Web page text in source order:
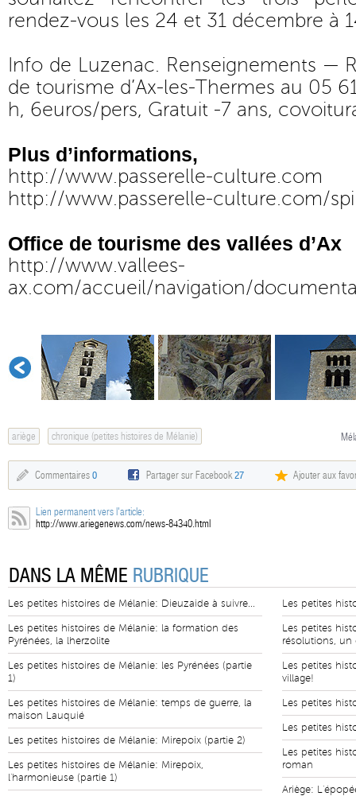
rendez-vous les 24 et 31 décembre à
Info de Luzenac. Renseignements —
de tourisme d’Ax-les-Thermes au 05
h, 6euros/pers, Gratuit -7 ans,
Plus d’informations,
http://www.passerelle-culture.com
http://www.passerelle-culture.com/
Office de tourisme des vallées d’Ax
http://www.vallees-
ax.com/accueil/navigation/
ariège chronique (petites histoires de Mélanie)
Commentaires 0 Partager sur Facebook27 Ajouter aux
Lien permanent vers l'article:
http://www.ariegenews.com/news-84340.html
DANS LA MÊME RUBRIQUE
Les petites histoires de Mélanie: Dieuzaide à suivre...
Les petites histoires de Mélanie: la formation des
Pyrénées, la lherzolite
Les petites histoires de Mélanie: les Pyrénées (partie
1)
Les petites histoires de Mélanie: temps de guerre, la
maison Lauquié
Les petites histoires de Mélanie: Mirepoix (partie 2)
Les petites histoires de Mélanie: Mirepoix,
l'harmonieuse (partie 1)
Les petites
Les petites
résolutions,
Les petites
village!
Les petites
Les petites
Les petites
roman
Ariège: